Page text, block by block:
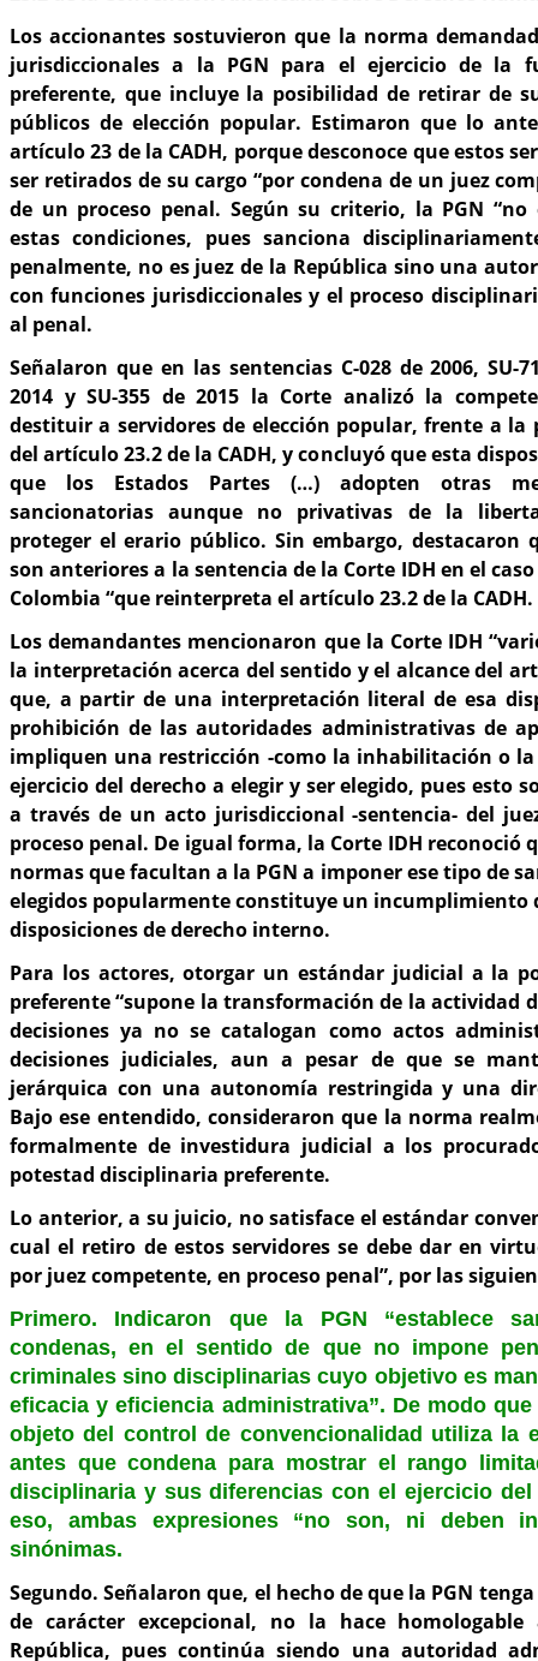
Los accionantes sostuvieron que la norma
jurisdiccionales a la PGN para el ejercicio de la
preferente, que incluye la posibilidad de retirar de
públicos de elección popular. Estimaron que lo
artículo 23 de la CADH, porque desconoce que estos
ser retirados de su cargo “por condena de un juez
de un proceso penal. Según su criterio, la PGN
estas condiciones, pues sanciona
penalmente, no es juez de la República sino una
con funciones jurisdiccionales y el proceso
al penal.
Señalaron que en las sentencias C-028 de 2006, SU-
2014 y SU-355 de 2015 la Corte analizó la
destituir a servidores de elección popular, frente a la
del artículo 23.2 de la CADH, y concluyó que esta
que los Estados Partes (…) adopten otras
sancionatorias aunque no privativas de la
proteger el erario público. Sin embargo, destacaron
son anteriores a la sentencia de la Corte IDH en el
Colombia “que reinterpreta el artículo 23.2 de la CADH.
Los demandantes mencionaron que la Corte IDH
la interpretación acerca del sentido y el alcance del
que, a partir de una interpretación literal de esa
prohibición de las autoridades administrativas de
impliquen una restricción -como la inhabilitación o
ejercicio del derecho a elegir y ser elegido, pues esto
a través de un acto jurisdiccional -sentencia- del
proceso penal. De igual forma, la Corte IDH reconoció
normas que facultan a la PGN a imponer ese tipo de
elegidos popularmente constituye un incumplimiento
disposiciones de derecho interno.
Para los actores, otorgar un estándar judicial a la
preferente “supone la transformación de la actividad
decisiones ya no se catalogan como actos
decisiones judiciales, aun a pesar de que se
jerárquica con una autonomía restringida y una
Bajo ese entendido, consideraron que la norma
formalmente de investidura judicial a los
potestad disciplinaria preferente.
Lo anterior, a su juicio, no satisface el estándar
cual el retiro de estos servidores se debe dar en
por juez competente, en proceso penal”, por las
Primero. Indicaron que la PGN “establece
condenas, en el sentido de que no impone
criminales sino disciplinarias cuyo objetivo es
eficacia y eficiencia administrativa”. De modo
objeto del control de convencionalidad utiliza la
antes que condena para mostrar el rango
disciplinaria y sus diferencias con el ejercicio
eso, ambas expresiones “no son, ni deben
sinónimas.
Segundo. Señalaron que, el hecho de que la PGN
de carácter excepcional, no la hace
República, pues continúa siendo una autoridad